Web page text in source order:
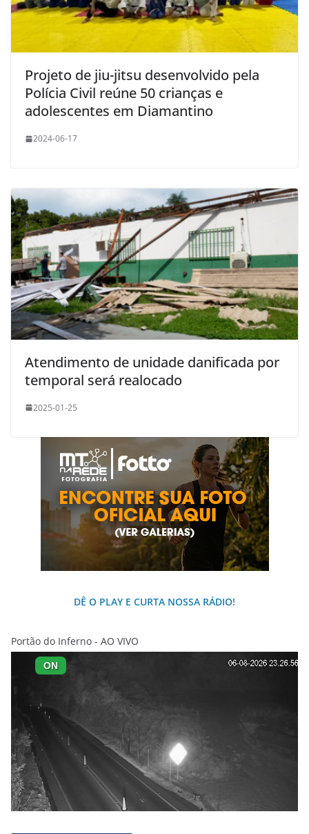
Projeto de jiu-jitsu desenvolvido pela
Polícia Civil reúne 50 crianças e
adolescentes em Diamantino
2024-06-17
Atendimento de unidade danificada por
temporal será realocado
2025-01-25
DÊ O PLAY E CURTA NOSSA RÁDIO!
Portão do Inferno - AO VIVO